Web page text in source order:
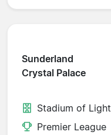
Sunderland
Crystal Palace
Stadium of Light
Premier League